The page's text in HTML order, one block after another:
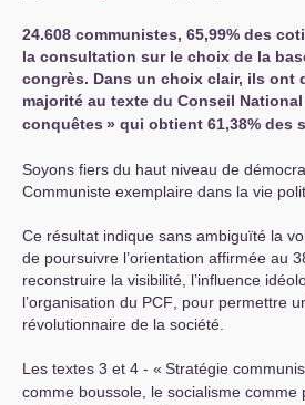
24.608 communistes, 65,99% des
la consultation sur le choix de la
congrès. Dans un choix clair, ils ont
majorité au texte du Conseil National
conquêtes » qui obtient 61,38% des
Soyons fiers du haut niveau de
Communiste exemplaire dans la vie
Ce résultat indique sans ambiguïté la
de poursuivre l’orientation affirmée au
reconstruire la visibilité, l’influence
l’organisation du PCF , pour permettre
révolutionnaire de la société.
Les textes 3 et 4 - « Stratégie
comme boussole, le socialisme comme